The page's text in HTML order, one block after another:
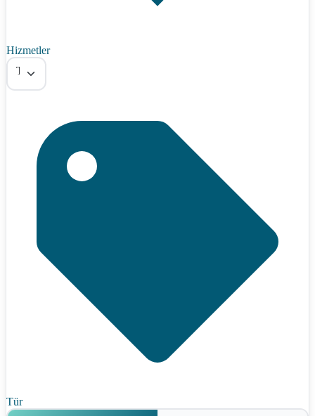
Hizmetler
Tümü
Tür